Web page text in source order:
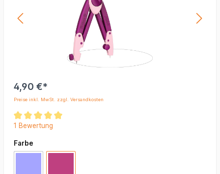
4,90 €*
Preise inkl. MwSt. zzgl. Versandkosten
1 Bewertung
Farbe